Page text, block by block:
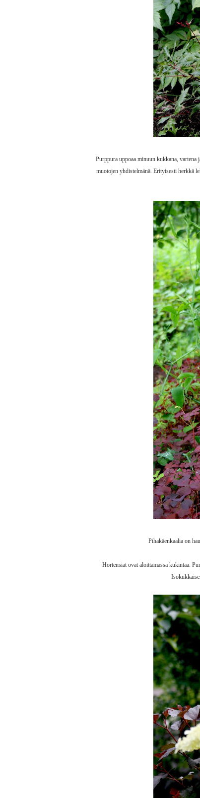
Purppura uppoaa minuun kukkana,
muotojen yhdistelmänä. Erityisesti herkkä
Pihakäenkaalia on
Hortensiat ovat aloittamassa kukintaa.